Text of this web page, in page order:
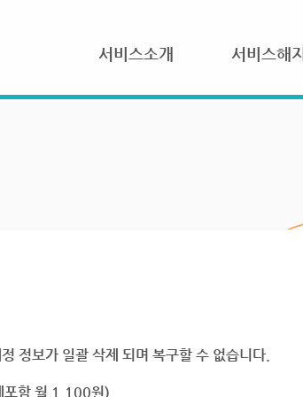
서비스소개 서비스해지
정보가 일괄 삭제 되며 복구할 수 없습니다.
포함 월 1,100원)